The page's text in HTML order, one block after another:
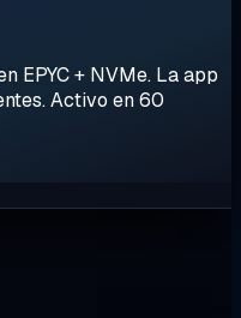
EPYC + NVMe. La app
Activo en 60